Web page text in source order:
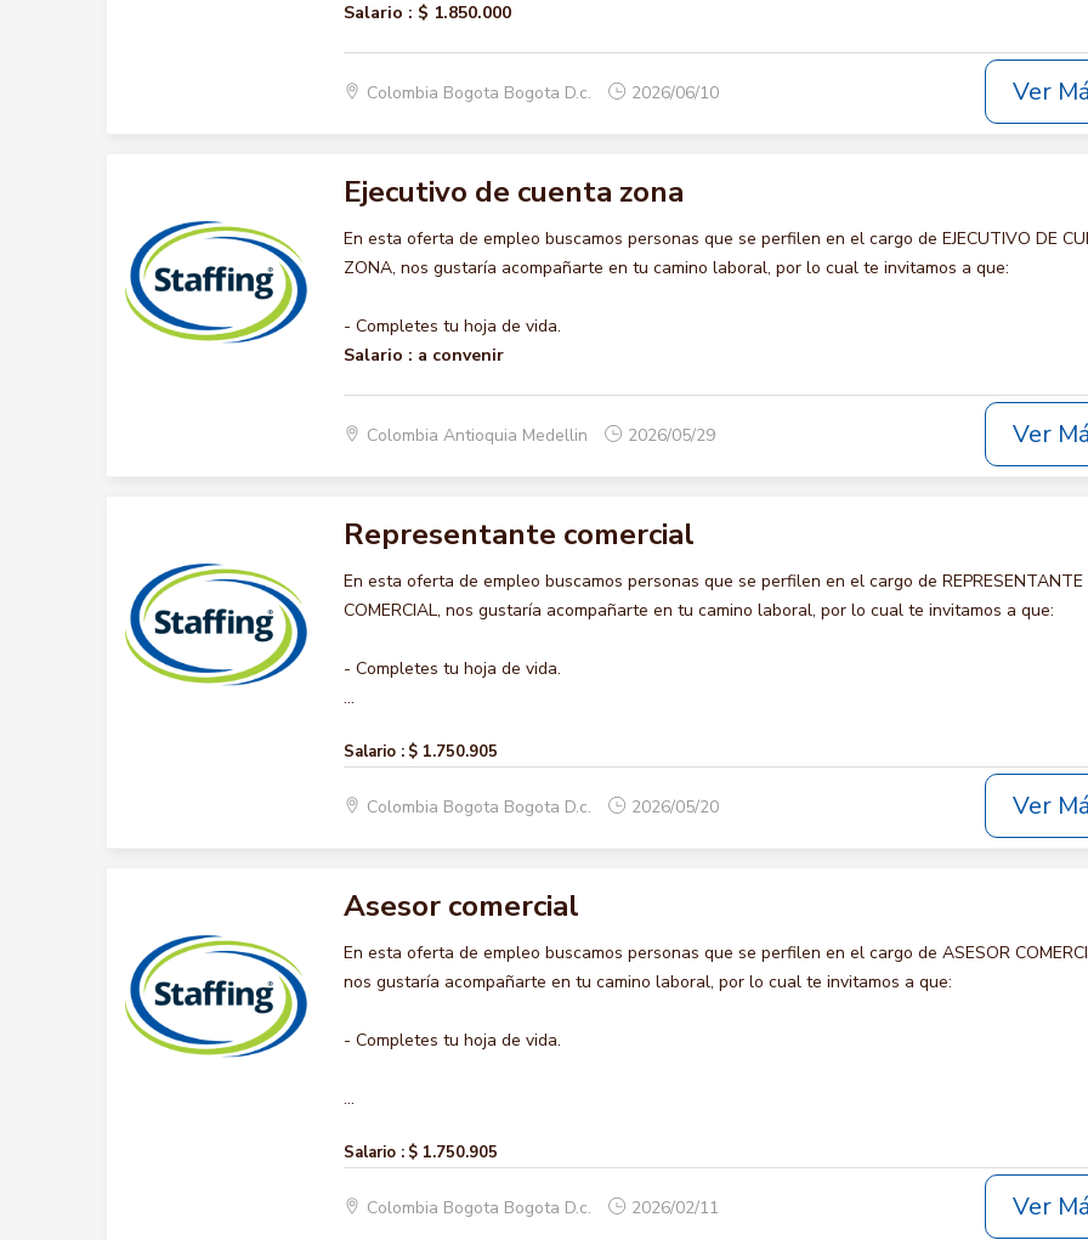
Salario : $ 1.850.000
Colombia Bogota Bogota D.c. 2026/06/10 Ver
Ejecutivo de cuenta zona
En esta oferta de empleo buscamos personas que se perfilen en el cargo de EJECUTIVO DE
ZONA, nos gustaría acompañarte en tu camino laboral, por lo cual te invitamos a que:
- Completes tu hoja de vida.
Salario : a convenir
Colombia Antioquia Medellin 2026/05/29 Ver
Representante comercial
En esta oferta de empleo buscamos personas que se perfilen en el cargo de REPRESENTANTE
COMERCIAL, nos gustaría acompañarte en tu camino laboral, por lo cual te invitamos a que:
- Completes tu hoja de vida.
...
Salario : $ 1.750.905
Colombia Bogota Bogota D.c. 2026/05/20 Ver
Asesor comercial
En esta oferta de empleo buscamos personas que se perfilen en el cargo de ASESOR
nos gustaría acompañarte en tu camino laboral, por lo cual te invitamos a que:
- Completes tu hoja de vida.
...
Salario : $ 1.750.905
Colombia Bogota Bogota D.c. 2026/02/11 Ver